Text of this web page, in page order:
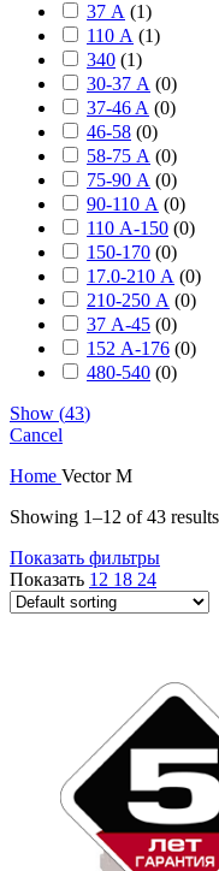
37 А (1)
110 А (1)
340 (1)
30-37 А (0)
37-46 A (0)
46-58 (0)
58-75 А (0)
75-90 А (0)
90-110 А (0)
110 А-150 (0)
150-170 (0)
17.0-210 А (0)
210-250 А (0)
37 А-45 (0)
152 А-176 (0)
480-540 (0)
Show (43)
Cancel
Home Vector M
Showing 1–12 of 43 results
Показать фильтры
Показать 12 18 24